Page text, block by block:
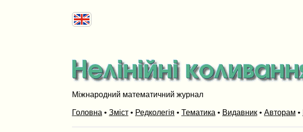
Міжнародний математичний журнал
Головна • Зміст• Редколегія • Тематика • Видавник• Авторам •